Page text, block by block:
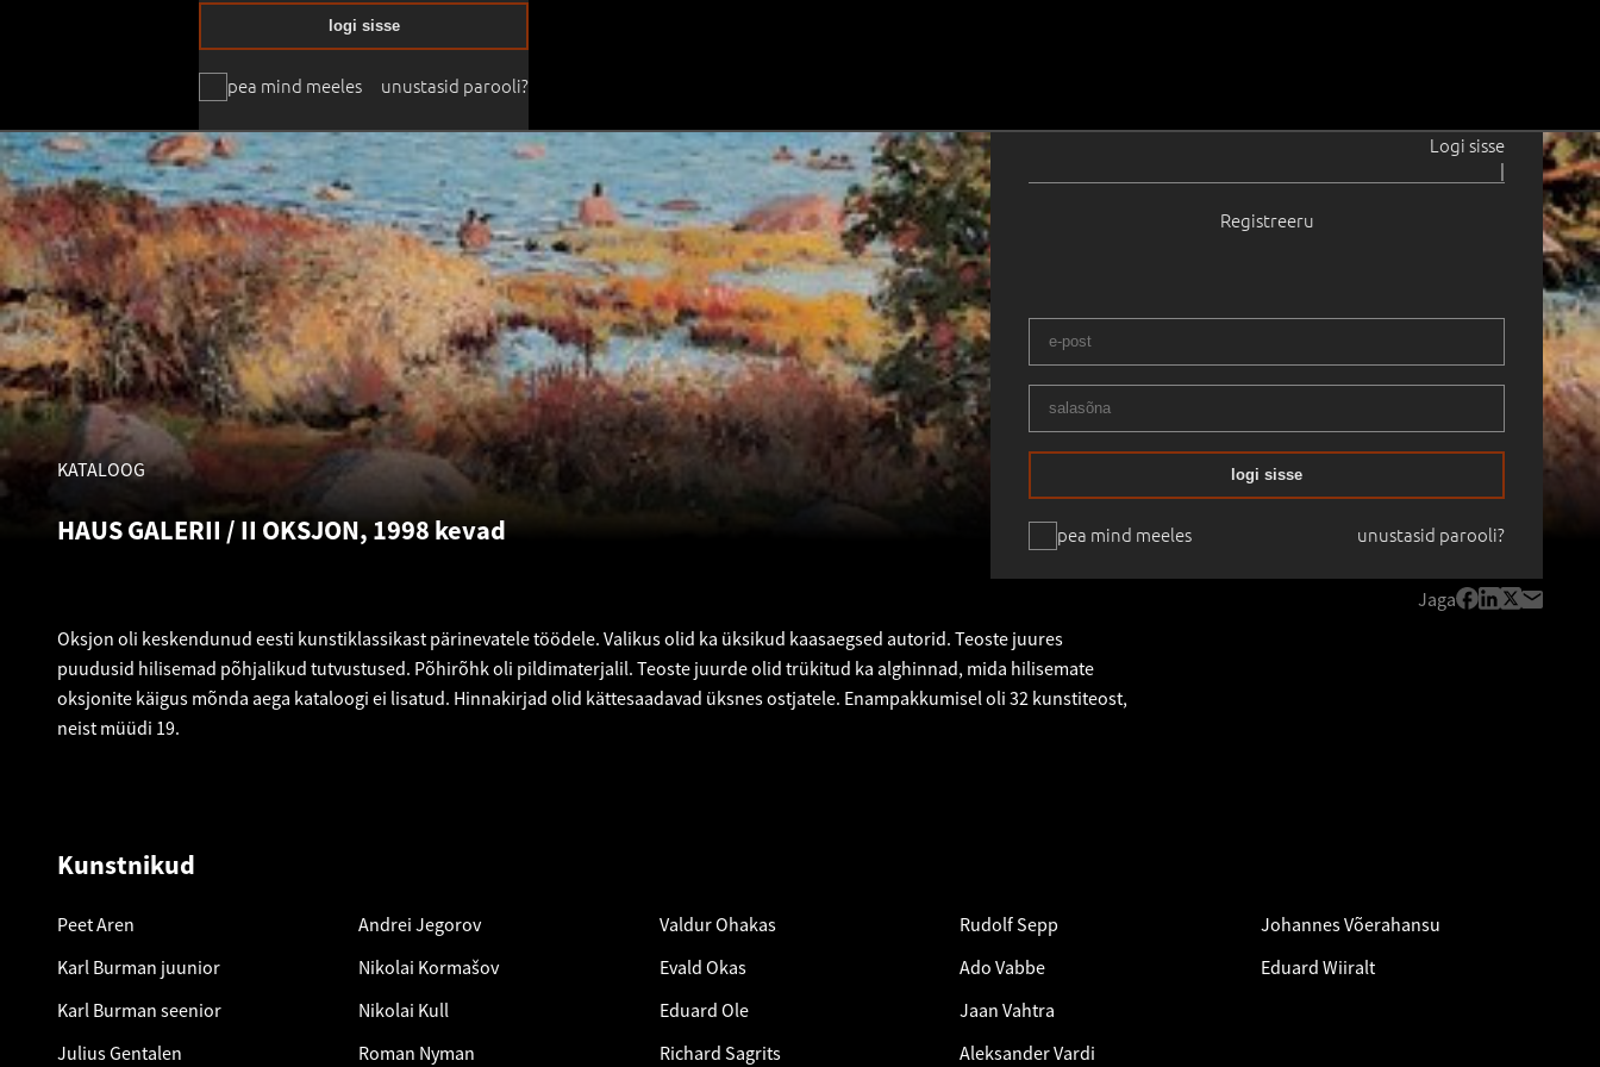
Logi sisse
|
Registreeru
pea mind meeles
logi sisse
unustasid parooli?
pea mind meeles
logi sisse
unustasid parooli?
KATALOOG
HAUS GALERII / II OKSJON, 1998 kevad 14:20 Haus Galerii
Jaga
Oksjon oli keskendunud eesti kunstiklassikast pärinevatele töödele. Valikus olid ka üksikud kaasaegsed autorid. Teoste juures
puudusid hilisemad põhjalikud tutvustused. Põhirõhk oli pildimaterjalil. Teoste juurde olid trükitud ka alghinnad, mida hilisemate
oksjonite käigus mõnda aega kataloogi ei lisatud. Hinnakirjad olid kättesaadavad üksnes ostjatele. Enampakkumisel oli 32 kunstiteost,
neist müüdi 19.
Kunstnikud
Peet Aren
Karl Burman juunior
Karl Burman seenior
Julius Gentalen
Andrei Jegorov
Nikolai Kormašov
Nikolai Kull
Roman Nyman
Valdur Ohakas
Evald Okas
Eduard Ole
Richard Sagrits
Rudolf Sepp
Ado Vabbe
Jaan Vahtra
Aleksander Vardi
Johannes Võerahansu
Eduard Wiiralt